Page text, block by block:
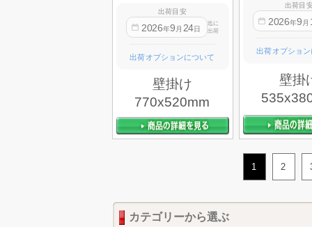
出荷目安
2026年9 月 24日
迄に
出荷
出荷オプションについて
壁掛け
770x520mm
出荷目
2026年9 月
出荷オプショ
壁掛
1 2
カテゴリーから選ぶ